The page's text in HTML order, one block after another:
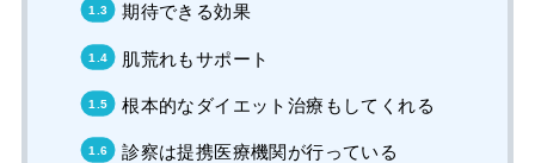
期待できる効果
肌荒れもサポート
根本的なダイエット治療もしてくれる
診察は提携医療機関が行っている